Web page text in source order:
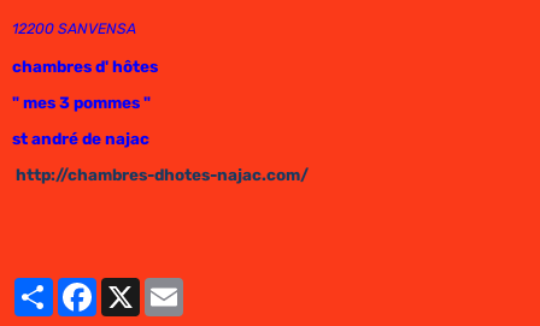
12200 SANVENSA
chambres d' hôtes
" mes 3 pommes "
st andré de najac
http://chambres-dhotes-najac.com/
PartagerFacebook
X